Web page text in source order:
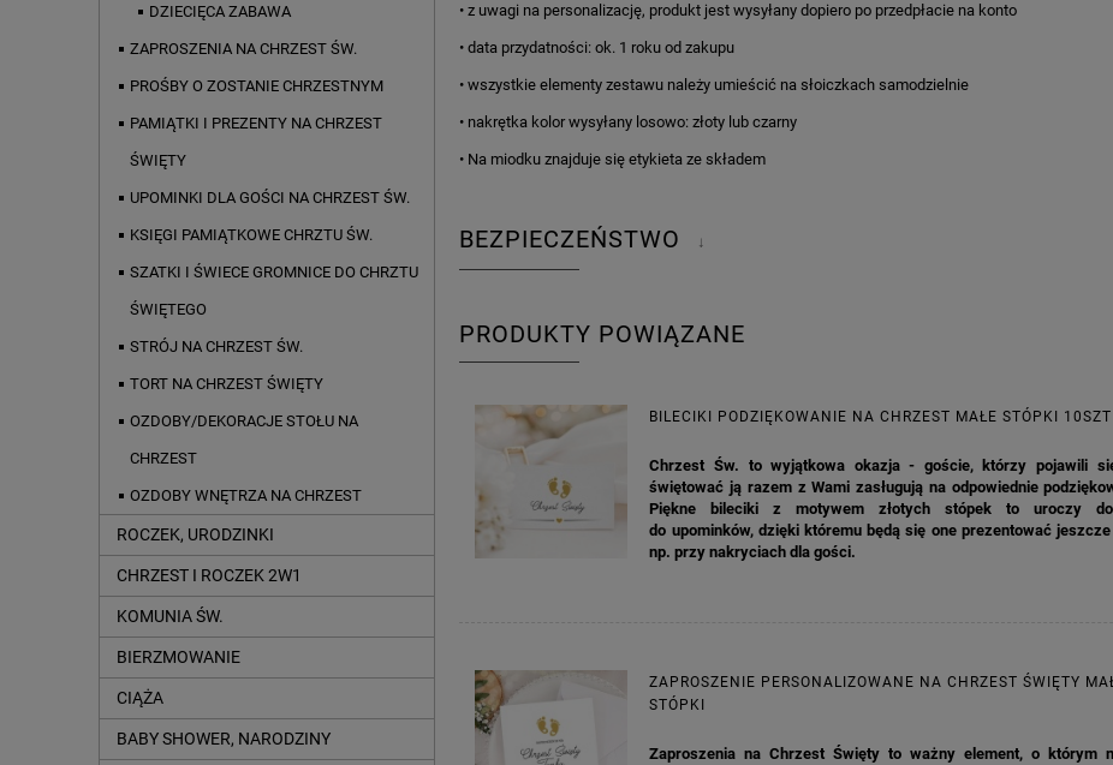
DZIECIĘCA ZABAWA
ZAPROSZENIA NA CHRZEST ŚW.
PROŚBY O ZOSTANIE CHRZESTNYM
PAMIĄTKI I PREZENTY NA CHRZEST
ŚWIĘTY
UPOMINKI DLA GOŚCI NA CHRZEST ŚW.
KSIĘGI PAMIĄTKOWE CHRZTU ŚW.
SZATKI I ŚWIECE GROMNICE DO CHRZTU
ŚWIĘTEGO
STRÓJ NA CHRZEST ŚW.
TORT NA CHRZEST ŚWIĘTY
OZDOBY/DEKORACJE STOŁU NA
CHRZEST
OZDOBY WNĘTRZA NA CHRZEST
ROCZEK, URODZINKI
CHRZEST I ROCZEK 2W1
KOMUNIA ŚW.
BIERZMOWANIE
CIĄŻA
BABY SHOWER, NARODZINY
• z uwagi na personalizację, produkt jest wysyłany dopiero po przedpłacie na konto
• data przydatności: ok. 1 roku od zakupu
• wszystkie elementy zestawu należy umieścić na słoiczkach samodzielnie
• nakrętka kolor wysyłany losowo: złoty lub czarny
• Na miodku znajduje się etykieta ze składem
BEZPIECZEŃSTWO ↓
PRODUKTY POWIĄZANE
BILECIKI PODZIĘKOWANIE NA CHRZEST MAŁE STÓPKI 10SZT
Chrzest Św. to wyjątkowa okazja - goście, którzy pojawili
świętować ją razem z Wami zasługują na odpowiednie
Piękne bileciki z motywem złotych stópek to uroczy
do upominków, dzięki któremu będą się one prezentować
np. przy nakryciach dla gości.
ZAPROSZENIE PERSONALIZOWANE NA CHRZEST ŚWIĘTY
STÓPKI
Zaproszenia na Chrzest Święty to ważny element, o którym